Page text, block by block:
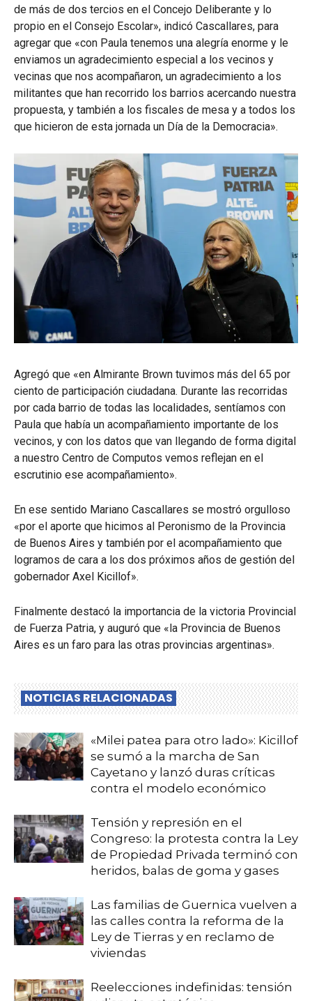
de más de dos tercios en el Concejo Deliberante y lo
propio en el Consejo Escolar», indicó Cascallares, para
agregar que «con Paula tenemos una alegría enorme y le
enviamos un agradecimiento especial a los vecinos y
vecinas que nos acompañaron, un agradecimiento a los
militantes que han recorrido los barrios acercando nuestra
propuesta, y también a los fiscales de mesa y a todos los
que hicieron de esta jornada un Día de la Democracia».
Agregó que «en Almirante Brown tuvimos más del 65 por
ciento de participación ciudadana. Durante las recorridas
por cada barrio de todas las localidades, sentíamos con
Paula que había un acompañamiento importante de los
vecinos, y con los datos que van llegando de forma digital
a nuestro Centro de Computos vemos reflejan en el
escrutinio ese acompañamiento».
En ese sentido Mariano Cascallares se mostró orgulloso
«por el aporte que hicimos al Peronismo de la Provincia
de Buenos Aires y también por el acompañamiento que
logramos de cara a los dos próximos años de gestión del
gobernador Axel Kicillof».
Finalmente destacó la importancia de la victoria Provincial
de Fuerza Patria, y auguró que «la Provincia de Buenos
Aires es un faro para las otras provincias argentinas».
NOTICIAS RELACIONADAS
«Milei patea para otro lado»: Kicillof
se sumó a la marcha de San
Cayetano y lanzó duras críticas
contra el modelo económico
Tensión y represión en el
Congreso: la protesta contra la Ley
de Propiedad Privada terminó con
heridos, balas de goma y gases
Las familias de Guernica vuelven a
las calles contra la reforma de la
Ley de Tierras y en reclamo de
viviendas
Reelecciones indefinidas: tensión